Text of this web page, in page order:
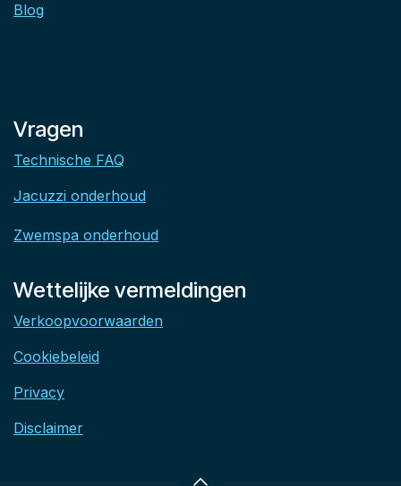
Blog
Vragen
Technische FAQ
Jacuzzi onderhoud
Zwemspa onderhoud
Wettelijke vermeldingen
Verkoopvoorwaarden
Cookiebeleid
Privacy
Disclaimer